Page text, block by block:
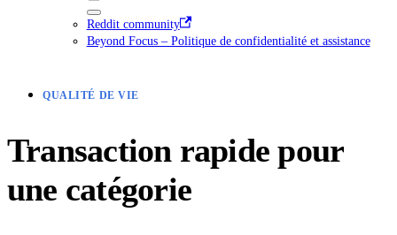
Reddit community
Beyond Focus – Politique de confidentialité et assistance
QUALITÉ DE VIE
Transaction rapide pour
une catégorie